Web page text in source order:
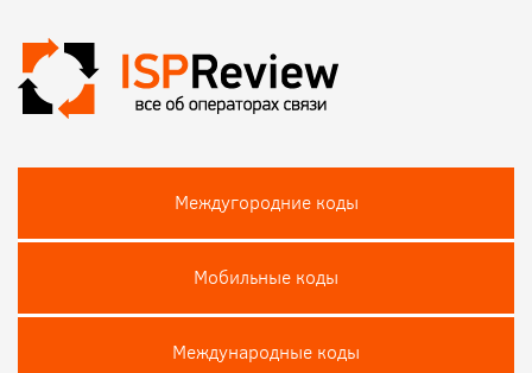
Междугородние коды
Мобильные коды
Международные коды